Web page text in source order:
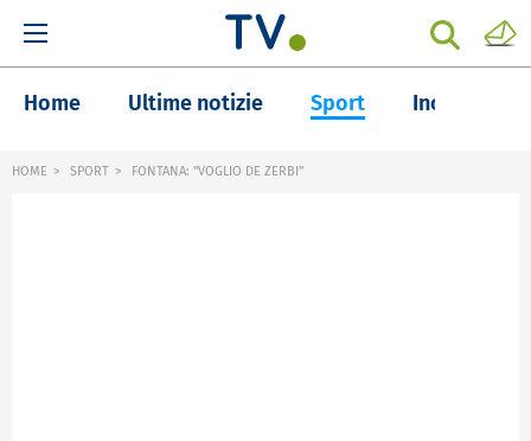
Home Ultime notizie Sport Inchieste
HOME SPORT FONTANA: "VOGLIO DE ZERBI"